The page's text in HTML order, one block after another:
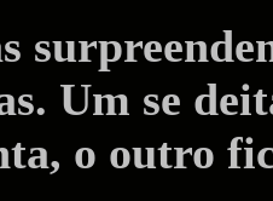
Um se
o outro